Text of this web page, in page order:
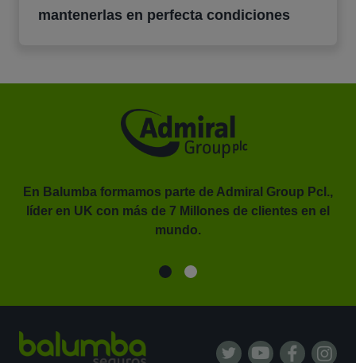
mantenerlas en perfecta condiciones
En Balumba formamos parte de Admiral Group Pcl.,
líder en UK con más de 7 Millones de clientes en el
mundo.